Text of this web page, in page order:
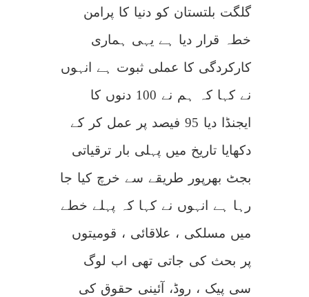
گلگت بلتستان کو دنیا کا پرامن
خطہ قرار دیا ہے یہی ہماری
کارکردگی کا عملی ثبوت ہے انہوں
نے کہا کہ ہم نے 100 دنوں کا
ایجنڈا دیا 95 فیصد پر عمل کر کے
دکھایا تاریخ میں پہلی بار ترقیاتی
بجٹ بھرپور طریقے سے خرچ کیا جا
رہا ہے انہوں نے کہا کہ پہلے خطے
میں مسلکی ، علاقائی ، قومیتوں
پر بحث کی جاتی تھی اب لوگ
سی پیک ، روڈ، آئینی حقوق کی